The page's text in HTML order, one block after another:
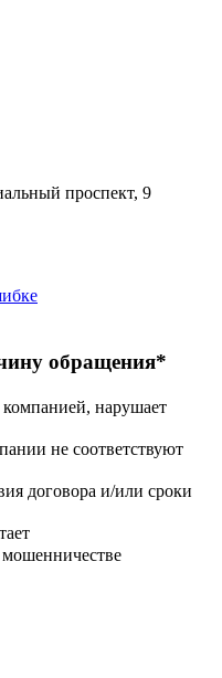
проспект, 9
обращения*
нарушает
не соответствуют
договора и/или сроки